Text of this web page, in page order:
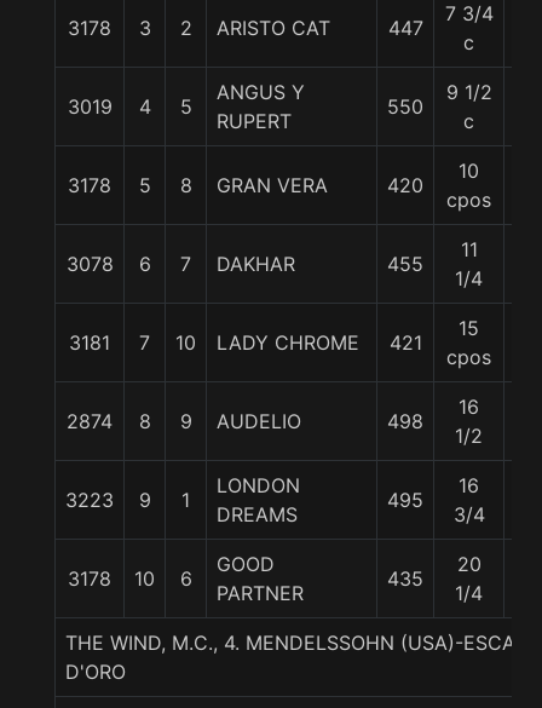
3178 3 2 ARISTO CAT 447
7 3/4
c
3019 4 5
ANGUS Y
RUPERT
550
9 1/2
c
3178 5 8 GRAN VERA 420
10
cpos
3078 6 7 DAKHAR 455
11
1/4
3181 7 10 LADY CHROME 421
15
cpos
2874 8 9 AUDELIO 498
16
1/2
3223 9 1
LONDON
DREAMS
495
16
3/4
3178 10 6
GOOD
PARTNER
435
20
1/4
THE WIND, M.C., 4. MENDELSSOHN (USA)-
D'ORO